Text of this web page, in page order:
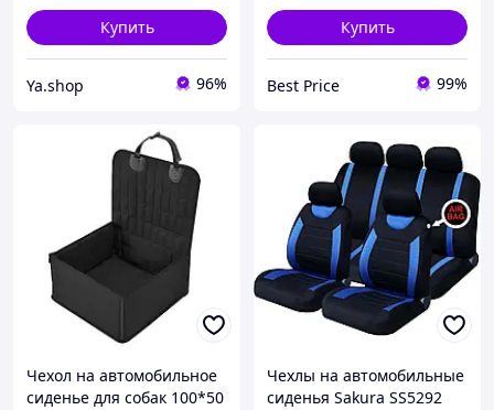
Купить
Ya.shop 96%
Купить
Best Price 99%
Чехол на автомобильное
сиденье для собак 100*50
Чехлы на автомобильные
сиденья Sakura SS5292